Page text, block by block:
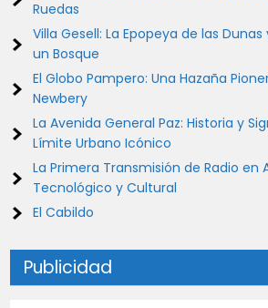
Ruedas
Villa Gesell: La Epopeya de las
un Bosque
El Globo Pampero: Una Hazaña
Newbery
La Avenida General Paz: Historia y
Límite Urbano Icónico
La Primera Transmisión de Radio en
Tecnológico y Cultural
El Cabildo
Publicidad